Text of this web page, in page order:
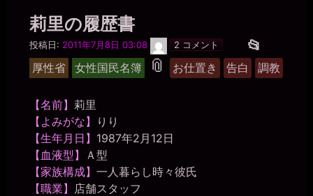
プ
莉里の履歴書
投稿日: 2011年7月8日 03:08
莉
里
2 コメント 📂
稿
グ
厚性省 女性国民名簿 📎 タ
お仕置き 告白 調教
【名前】 莉里
【よみがな】
りり
【生年月日】 1987年2月12日
【血液型】
Ａ型
【家族構成】 一人暮らし時々彼氏
【職業】 店舗スタッフ